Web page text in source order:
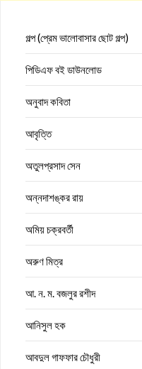
গল্প (প্রেম ভালোবাসার ছোট গল্প)
পিডিএফ বই ডাউনলোড
অনুবাদ কবিতা
আবৃত্তি
অতুলপ্রসাদ সেন
অন্নদাশঙ্কর রায়
অমিয় চক্রবর্তী
অরুণ মিত্র
আ. ন. ম. বজলুর রশীদ
আনিসুল হক
আবদুল গাফফার চৌধুরী